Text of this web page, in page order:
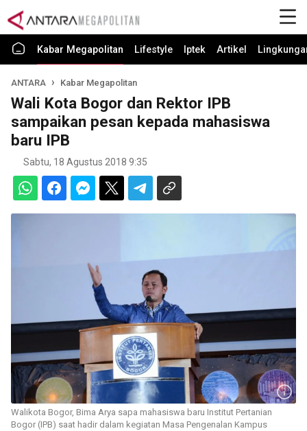
Kabar Megapolitan Lifestyle Iptek Artikel
ANTARA Kabar Megapolitan
Wali Kota Bogor dan Rektor IPB
sampaikan pesan kepada mahasiswa
baru IPB
Sabtu, 18 Agustus 2018 9:35
Walikota Bogor, Bima Arya sapa mahasiswa baru Institut Pertanian
Bogor (IPB) saat hadir dalam kegiatan Masa Pengenalan Kampus